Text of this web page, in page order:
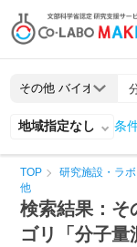
地域指定なし 条
TOP 研究施設・ラ
他
検索結果：そ
ゴリ「分子量